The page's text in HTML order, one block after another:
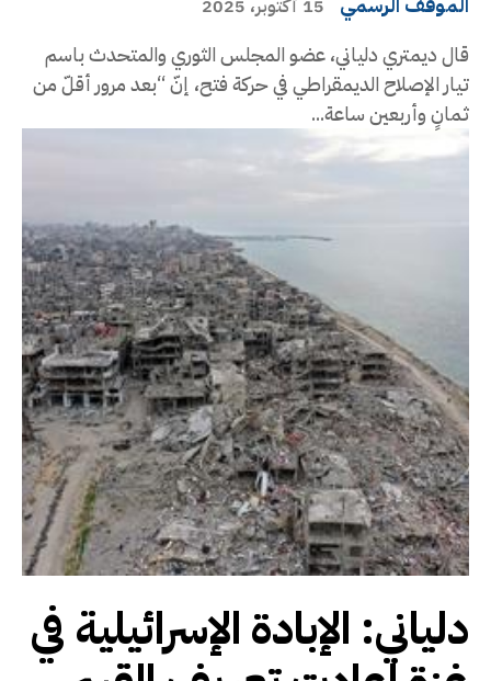
15 أكتوبر، 2025
قال ديمتري دلياني، عضو المجلس الثوري والمتحدث باسم
تيار الإصلاح الديمقراطي في حركة فتح، إنّ “بعد مرور أقلّ من
ثمانٍ وأربعين ساعة...
دلياني: الإبادة الإسرائيلية في